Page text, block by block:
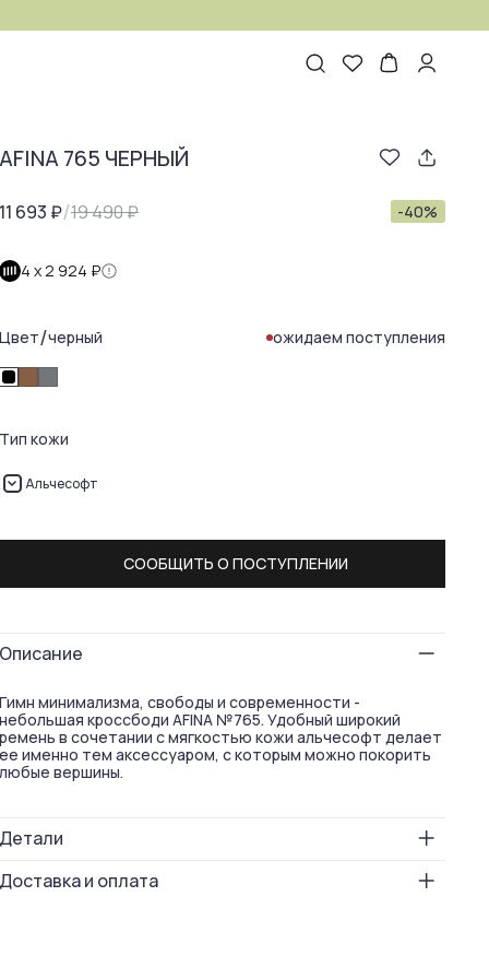
AFINA 765 ЧЕРНЫЙ
11 693 ₽/19 490 ₽ -40%
4 х2 924 ₽
Цвет/черный ожидаем поступления
Тип кожи
Альчесофт
СООБЩИТЬ О ПОСТУПЛЕНИИ
Описание
Гимн минимализма, свободы и современности -
небольшая кроссбоди AFINA №765. Удобный широкий
ремень в сочетании с мягкостью кожи альчесофт делает
ее именно тем аксессуаром, с которым можно покорить
любые вершины.
Детали
Вес
320
Доставка и оплата